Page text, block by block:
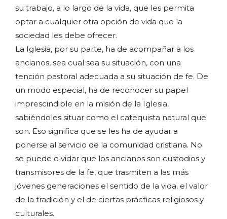
su trabajo, a lo largo de la vida, que les permita
optar a cualquier otra opción de vida que la
sociedad les debe ofrecer.
La Iglesia, por su parte, ha de acompañar a los
ancianos, sea cual sea su situación, con una
tención pastoral adecuada a su situación de fe. De
un modo especial, ha de reconocer su papel
imprescindible en la misión de la Iglesia,
sabiéndoles situar como el catequista natural que
son. Eso significa que se les ha de ayudar a
ponerse al servicio de la comunidad cristiana. No
se puede olvidar que los ancianos son custodios y
transmisores de la fe, que trasmiten a las más
jóvenes generaciones el sentido de la vida, el valor
de la tradición y el de ciertas prácticas religiosos y
culturales.